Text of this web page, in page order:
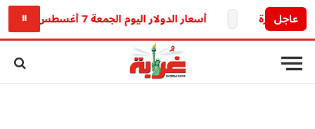
عاجل أسعار الدولار اليوم الجمعة 7 أغسطس 2026 بين البنوك والسوق الموازية ⏸